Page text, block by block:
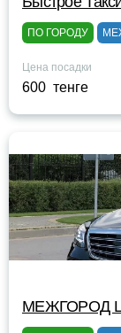
ПО ГОРОДУ
Цена посадки
600 тенге
МЕЖГОРОД